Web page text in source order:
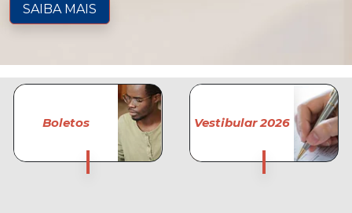
SAIBA MAIS
Boletos Vestibular 2026